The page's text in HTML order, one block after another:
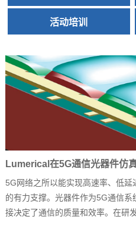
活动培训
Lumerical在5G通信光器件仿
5G网络之所以能实现高速率、低
的有力支撑。光器件作为5G通信
接决定了通信的质量和效率。在研发